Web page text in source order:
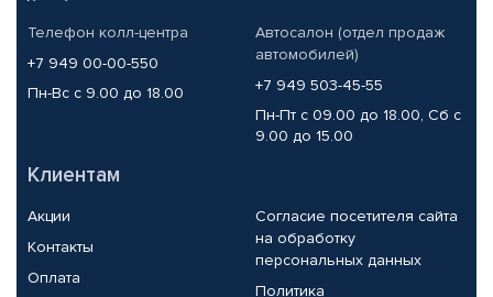
Телефон колл-центра
+7 949 00-00-550
Пн-Вс с 9.00 до 18.00
Автосалон (отдел продаж
автомобилей)
+7 949 503-45-55
Пн-Пт с 09.00 до 18.00, Сб с
9.00 до 15.00
Клиентам
Акции
Контакты
Оплата
Согласие посетителя сайта
на обработку
персональных данных
Политика